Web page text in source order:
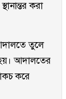
করা
তুলে
আদালতের
করে